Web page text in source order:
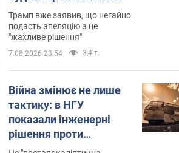
зали за $400 млн
Трамп вже заявив, що негайно
подасть апеляцію а це
"жахливе рішення"
7.08.2026 23:54 3,4 т.
Війна змінює не лише
тактику: в НГУ
показали інженерні
рішення проти
російських FPV-дронів.